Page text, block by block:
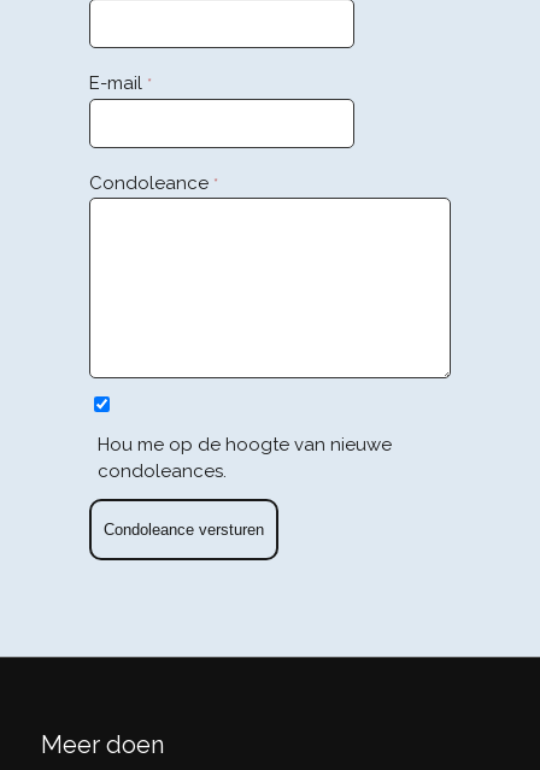
E-mail *
Condoleance *
Hou me op de hoogte van nieuwe
condoleances.
Meer doen